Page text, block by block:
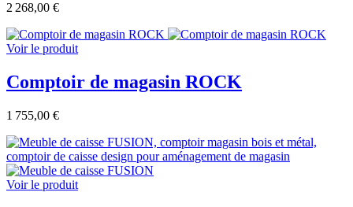
2 268,00 €
Voir le produit
Comptoir de magasin ROCK
1 755,00 €
Voir le produit